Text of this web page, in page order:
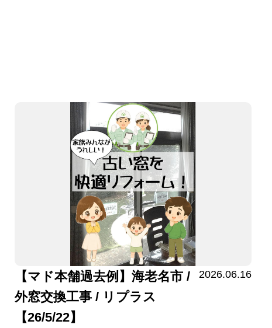
【マド本舗過去例】海老名市 /
外窓交換工事 / リプラス
【26/5/22】
2026.06.16